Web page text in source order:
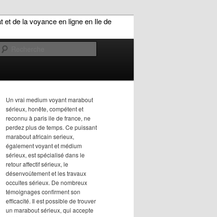
Un vrai medium voyant marabout
sérieux, honête, compétent et
reconnu à paris ile de france, ne
perdez plus de temps. Ce puissant
marabout africain serieux,
également voyant et médium
sérieux, est spécialisé dans le
retour affectif sérieux, le
désenvoûtement et les travaux
occultes sérieux. De nombreux
témoignages confirment son
efficacité. Il est possible de trouver
un marabout sérieux, qui accepte